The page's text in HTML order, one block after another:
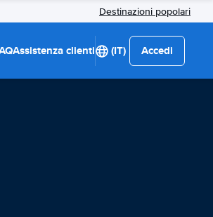
Destinazioni popolari
Assistenza clienti (IT) Accedi